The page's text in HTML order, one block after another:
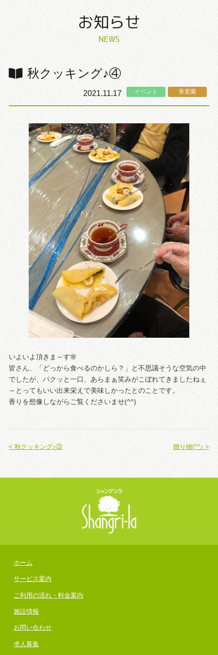
お知らせ
NEWS
秋クッキング♪④
2021.11.17 イベント 香里園
いよいよ頂きま～す🌸
皆さん、「どっから食べるのかしら？」と不思議そうな空気の中
でしたが、パクッと一口、あらまぁ笑みがこぼれてきましたねぇ
～とってもいい出来栄えで美味しかったとのことです。
香りを想像しながらご覧くださいませ(^^)
< 秋クッキング♪③ 贈り物(^^♪ >
ホーム
サービス案内
ご利用の流れ・料金案内
施設情報
お問い合わせ
求人募集